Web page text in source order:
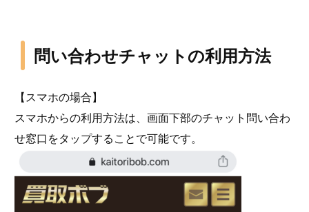
問い合わせチャットの利用方法
【スマホの場合】
スマホからの利用方法は、画面下部のチャット問い合わ
せ窓口をタップすることで可能です。